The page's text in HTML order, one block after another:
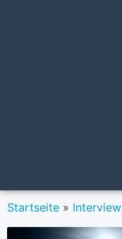
Startseite » Interview